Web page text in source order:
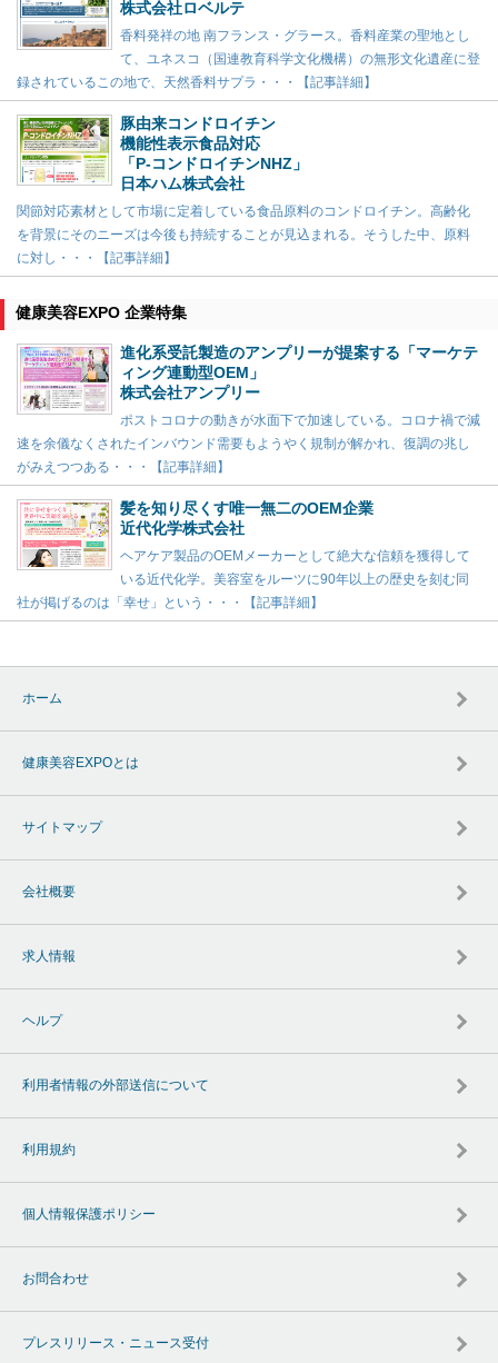
株式会社ロベルテ
香料発祥の地 南フランス・グラース。香料産業の聖地とし
て、ユネスコ（国連教育科学文化機構）の無形文化遺産に登
録されているこの地で、天然香料サプラ・・・【記事詳細】
豚由来コンドロイチン
機能性表示食品対応
「P-コンドロイチンNHZ」
日本ハム株式会社
関節対応素材として市場に定着している食品原料のコンドロイチン。高齢化
を背景にそのニーズは今後も持続することが見込まれる。そうした中、原料
に対し・・・【記事詳細】
健康美容EXPO 企業特集
進化系受託製造のアンプリーが提案する「マーケテ
ィング連動型OEM」
株式会社アンプリー
ポストコロナの動きが水面下で加速している。コロナ禍で減
速を余儀なくされたインバウンド需要もようやく規制が解かれ、復調の兆し
がみえつつある・・・【記事詳細】
髪を知り尽くす唯一無二のOEM企業
近代化学株式会社
ヘアケア製品のOEMメーカーとして絶大な信頼を獲得して
いる近代化学。美容室をルーツに90年以上の歴史を刻む同
社が掲げるのは「幸せ」という・・・【記事詳細】
ホーム
健康美容EXPOとは
サイトマップ
会社概要
求人情報
ヘルプ
利用者情報の外部送信について
利用規約
個人情報保護ポリシー
お問合わせ
プレスリリース・ニュース受付